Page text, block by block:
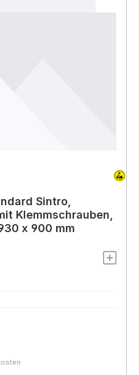
Sintro,
Klemmschrauben,
x 900 mm